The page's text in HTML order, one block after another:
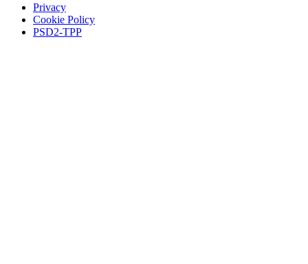
Privacy
Cookie Policy
PSD2-TPP